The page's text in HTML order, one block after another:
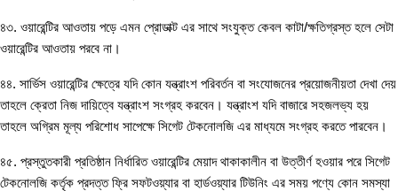
৪৩. ওয়ারেন্টির আওতায় পড়ে এমন প্রোডাক্ট এর সাথে সংযুক্ত কেবল কাটা/ক্ষতিগ্রস্ত হলে সেটা
ওয়ারেন্টির আওতায় পরবে না।
৪৪. সার্ভিস ওয়ারেন্টির ক্ষেত্রে যদি কোন যন্ত্রাংশ পরিবর্তন বা সংযোজনের প্রয়োজনীয়তা দেখা দেয়
তাহলে ক্রেতা নিজ দায়িত্বে যন্ত্রাংশ সংগ্রহ করবেন। যন্ত্রাংশ যদি বাজারে সহজলভ্য হয়
তাহলে অগ্রিম মূল্য পরিশোধ সাপেক্ষে সিগেট টেকনোলজি এর মাধ্যমে সংগ্রহ করতে পারবেন।
৪৫. প্রস্তুতকারী প্রতিষ্ঠান নির্ধারিত ওয়ারেন্টির মেয়াদ থাকাকালীন বা উত্তীর্ণ হওয়ার পরে সিগেট
টেকনোলজি কর্তৃক প্রদত্ত ফ্রি সফটওয়্যার বা হার্ডওয়্যার টিউনিং এর সময় পণ্যে কোন সমস্যা